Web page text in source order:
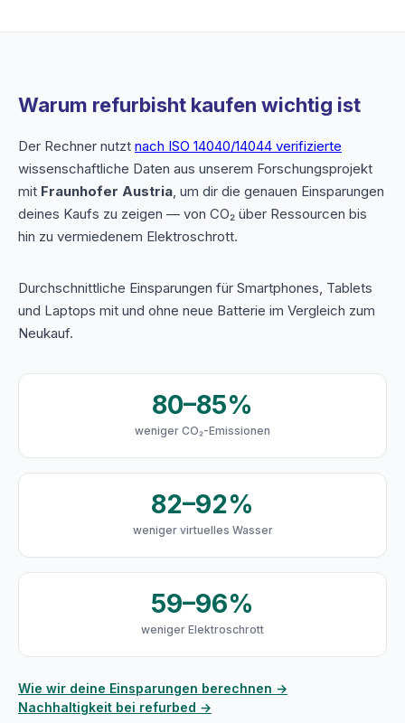
Warum refurbisht kaufen wichtig ist
Der Rechner nutzt nach ISO 14040/14044 verifizierte
wissenschaftliche Daten aus unserem Forschungsprojekt
mit Fraunhofer Austria, um dir die genauen Einsparungen
deines Kaufs zu zeigen — von CO₂ über Ressourcen bis
hin zu vermiedenem Elektroschrott.
Durchschnittliche Einsparungen für Smartphones, Tablets
und Laptops mit und ohne neue Batterie im Vergleich zum
Neukauf.
80–85%
weniger CO₂-Emissionen
82–92%
weniger virtuelles Wasser
59–96%
weniger Elektroschrott
Wie wir deine Einsparungen berechnen →
Nachhaltigkeit bei refurbed →